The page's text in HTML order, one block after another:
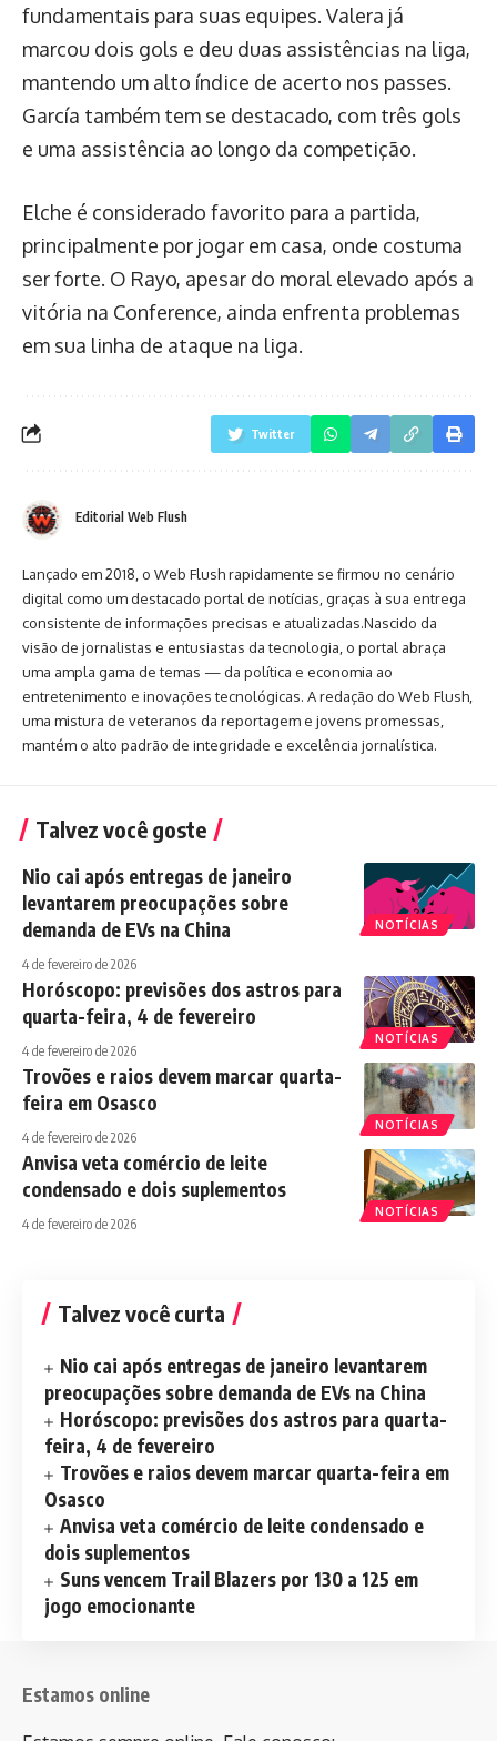
fundamentais para suas equipes. Valera já
marcou dois gols e deu duas assistências na liga,
mantendo um alto índice de acerto nos passes.
García também tem se destacado, com três gols
e uma assistência ao longo da competição.
Elche é considerado favorito para a partida,
principalmente por jogar em casa, onde costuma
ser forte. O Rayo, apesar do moral elevado após a
vitória na Conference, ainda enfrenta problemas
em sua linha de ataque na liga.
Twitter
Editorial Web Flush
Lançado em 2018, o Web Flush rapidamente se firmou no cenário
digital como um destacado portal de notícias, graças à sua entrega
consistente de informações precisas e atualizadas.Nascido da
visão de jornalistas e entusiastas da tecnologia, o portal abraça
uma ampla gama de temas — da política e economia ao
entretenimento e inovações tecnológicas. A redação do Web Flush,
uma mistura de veteranos da reportagem e jovens promessas,
mantém o alto padrão de integridade e excelência jornalística.
Talvez você goste
NOTÍCIAS
Nio cai após entregas de janeiro
levantarem preocupações sobre
demanda de EVs na China
4 de fevereiro de 2026
NOTÍCIAS
Horóscopo: previsões dos astros para
quarta-feira, 4 de fevereiro
4 de fevereiro de 2026
NOTÍCIAS
Trovões e raios devem marcar quarta-
feira em Osasco
4 de fevereiro de 2026
NOTÍCIAS
Anvisa veta comércio de leite
condensado e dois suplementos
4 de fevereiro de 2026
Talvez você curta
Nio cai após entregas de janeiro levantarem
preocupações sobre demanda de EVs na China
Horóscopo: previsões dos astros para quarta-
feira, 4 de fevereiro
Trovões e raios devem marcar quarta-feira em
Osasco
Anvisa veta comércio de leite condensado e
dois suplementos
Suns vencem Trail Blazers por 130 a 125 em
jogo emocionante
Estamos online